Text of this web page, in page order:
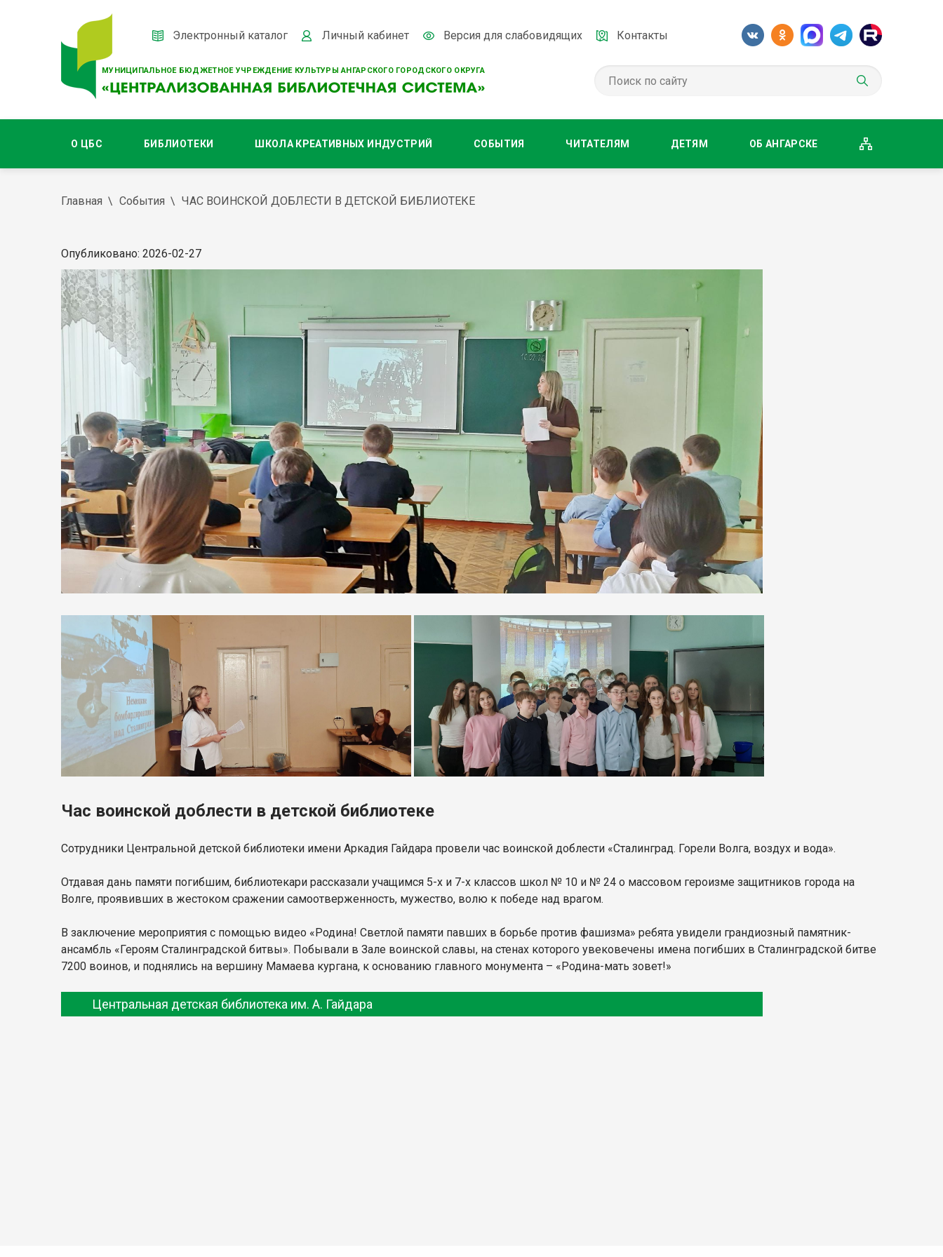
МУНИЦИПАЛЬНОЕ БЮДЖЕТНОЕ УЧРЕЖДЕНИЕ КУЛЬТУРЫ АНГАРСКОГО ГОРОДСКОГО ОКРУГА
Электронный каталог Личный кабинет Версия для слабовидящих Контакты
О ЦБС БИБЛИОТЕКИ ШКОЛА КРЕАТИВНЫХ ИНДУСТРИЙ СОБЫТИЯ ЧИТАТЕЛЯМ ДЕТЯМ ОБ АНГАРСКЕ
Главная События ЧАС ВОИНСКОЙ ДОБЛЕСТИ В ДЕТСКОЙ БИБЛИОТЕКЕ
Опубликовано: 2026-02-27
Час воинской доблести в детской библиотеке
Сотрудники Центральной детской библиотеки имени Аркадия Гайдара провели час воинской доблести «Сталинград. Горели Волга, воздух и вода».
Отдавая дань памяти погибшим, библиотекари рассказали учащимся 5-х и 7-х классов школ № 10 и № 24 о массовом героизме защитников города на
Волге, проявивших в жестоком сражении самоотверженность, мужество, волю к победе над врагом.
В заключение мероприятия с помощью видео «Родина! Светлой памяти павших в борьбе против фашизма» ребята увидели грандиозный памятник-
ансамбль «Героям Сталинградской битвы». Побывали в Зале воинской славы, на стенах которого увековечены имена погибших в Сталинградской битве
7200 воинов, и поднялись на вершину Мамаева кургана, к основанию главного монумента – «Родина-мать зовет!»
Центральная детская библиотека им. А. Гайдара